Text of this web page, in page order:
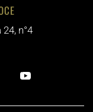
n°4